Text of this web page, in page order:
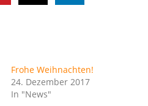
Frohe Weihnachten!
24. Dezember 2017
In "News"